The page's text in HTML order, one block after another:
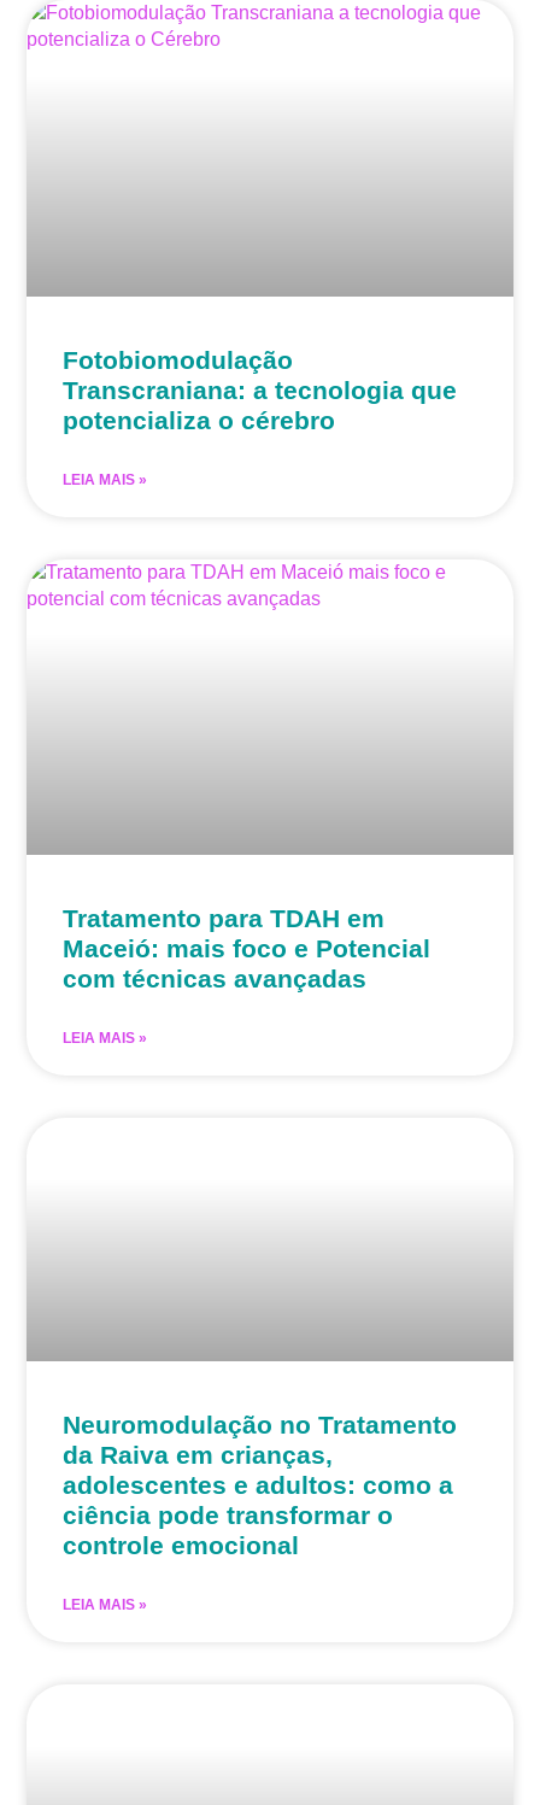
Fotobiomodulação
Transcraniana: a tecnologia que
potencializa o cérebro
LEIA MAIS »
Tratamento para TDAH em
Maceió: mais foco e Potencial
com técnicas avançadas
LEIA MAIS »
Neuromodulação no Tratamento
da Raiva em crianças,
adolescentes e adultos: como a
ciência pode transformar o
controle emocional
LEIA MAIS »